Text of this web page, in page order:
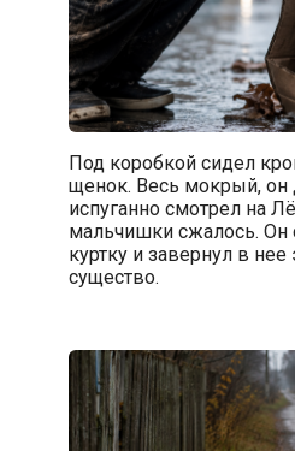
Под коробкой сидел
щенок. Весь мокрый, он
испуганно смотрел на
мальчишки сжалось. Он
куртку и завернул в нее
существо.